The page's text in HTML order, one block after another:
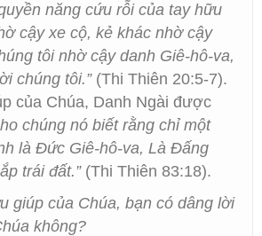
năng cứu rỗi của tay hữu
cậy xe cộ, kẻ khác nhờ cậy
tôi nhờ cậy danh Giê-hô-va,
chúng tôi.”(Thi Thiên 20:5-7).
của Chúa, Danh Ngài được
chúng nó biết rằng chỉ một
là Đức Giê-hô-va, Là Đấng
trái đất.”(Thi Thiên 83:18).
giúp của Chúa, bạn có dâng lời
không?